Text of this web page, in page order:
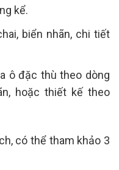
kể.
biển nhãn, chi tiết
ô đặc thù theo dòng
hoặc thiết kế theo
có thể tham khảo 3